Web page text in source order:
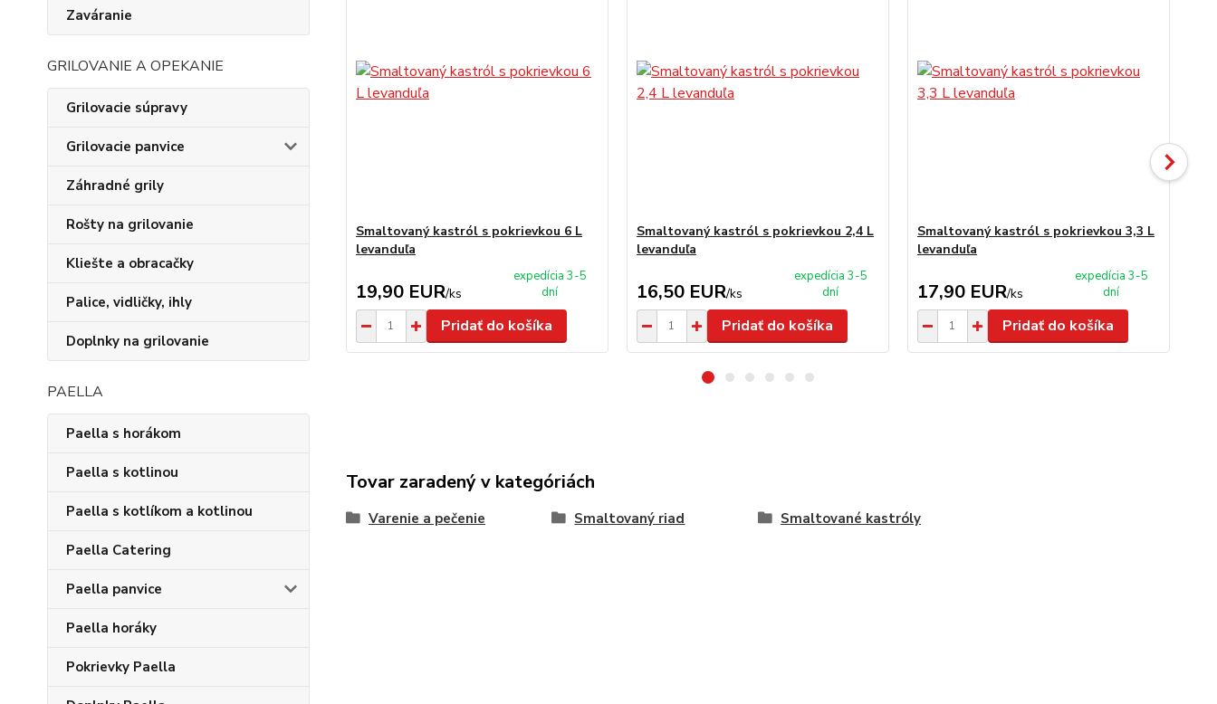
Zaváranie
GRILOVANIE A OPEKANIE
Grilovacie súpravy
Grilovacie panvice
Záhradné grily
Rošty na grilovanie
Kliešte a obracačky
Palice, vidličky, ihly
Doplnky na grilovanie
PAELLA
Paella s horákom
Paella s kotlinou
Paella s kotlíkom a kotlinou
Paella Catering
Paella panvice
Paella horáky
Pokrievky Paella
Smaltovaný kastról s pokrievkou 6 L
levanduľa
19,90 EUR/ks
expedícia 3-5
dní
Pridať do košíka
Smaltovaný kastról s pokrievkou 2,4 L
levanduľa
16,50 EUR/ks
expedícia 3-5
dní
Pridať do košíka
Smaltovaný kastról s pokrievkou 3,3 L
levanduľa
17,90 EUR/ks
expedícia 3-5
dní
Pridať do košíka
Tovar zaradený v kategóriách
Varenie a pečenie Smaltovaný riad Smaltované kastróly